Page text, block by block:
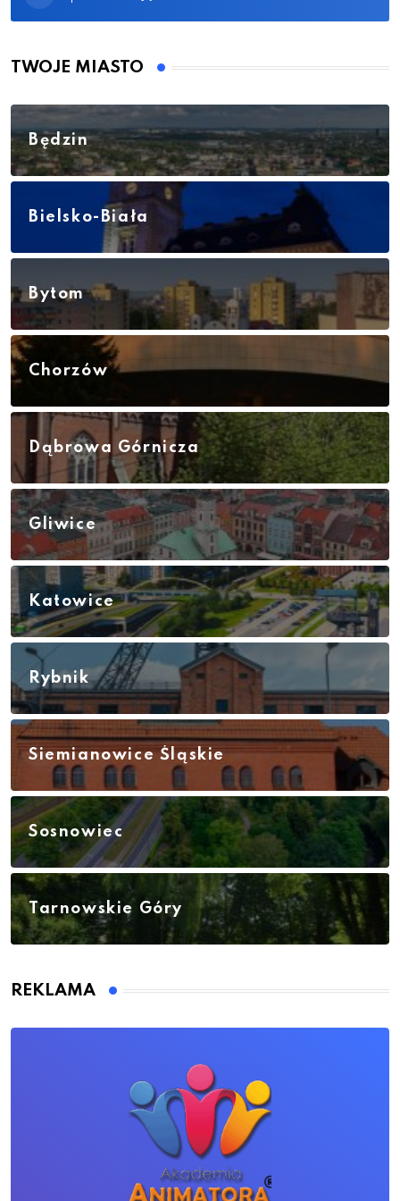
TWOJE MIASTO
Będzin
Bielsko-Biała
Bytom
Chorzów
Dąbrowa Górnicza
Gliwice
Katowice
Rybnik
Siemianowice Śląskie
Sosnowiec
Tarnowskie Góry
REKLAMA